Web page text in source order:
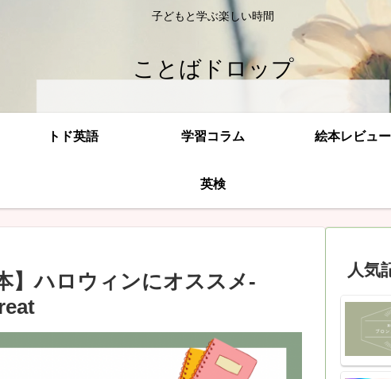
子どもと学ぶ楽しい時間
ことばドロップ
トド英語 学習コラム 絵本レビュー
英検
】ハロウィンにオススメ-
人気